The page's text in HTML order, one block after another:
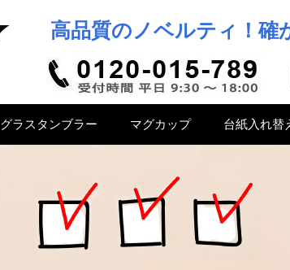
高品質のノベルティ！確
グラスタンブラー マグカップ 台紙入れ替